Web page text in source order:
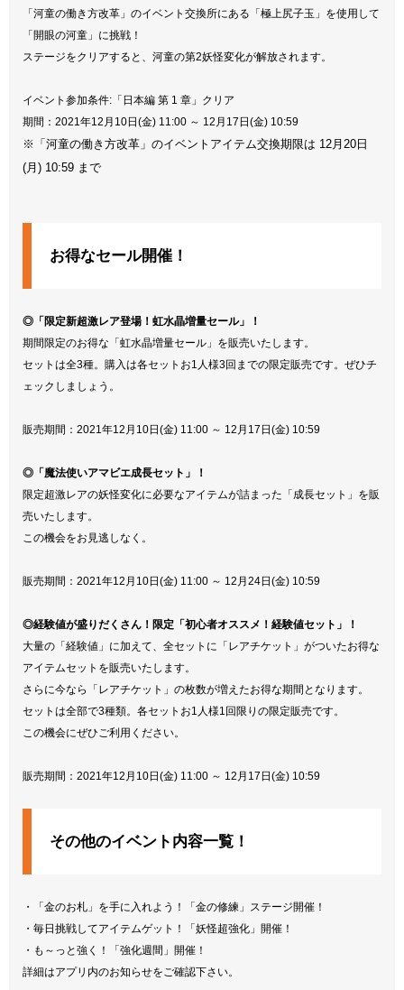
「河童の働き方改革」のイベント交換所にある「極上尻子玉」を使用して
「開眼の河童」に挑戦！
ステージをクリアすると、河童の第2妖怪変化が解放されます。
イベント参加条件:「日本編 第 1 章」クリア
期間：2021年12月10日(金) 11:00 ～ 12月17日(金) 10:59
※「河童の働き方改革」のイベントアイテム交換期限は 12月20日
(月) 10:59 まで
お得なセール開催！
◎「限定新超激レア登場！虹水晶増量セール」！
期間限定のお得な「虹水晶増量セール」を販売いたします。
セットは全3種。購入は各セットお1人様3回までの限定販売です。ぜひチ
ェックしましょう。
販売期間：2021年12月10日(金) 11:00 ～ 12月17日(金) 10:59
◎「魔法使いアマビエ成長セット」！
限定超激レアの妖怪変化に必要なアイテムが詰まった「成長セット」を販
売いたします。
この機会をお見逃しなく。
販売期間：2021年12月10日(金) 11:00 ～ 12月24日(金) 10:59
◎経験値が盛りだくさん！限定「初心者オススメ！経験値セット」！
大量の「経験値」に加えて、全セットに「レアチケット」がついたお得な
アイテムセットを販売いたします。
さらに今なら「レアチケット」の枚数が増えたお得な期間となります。
セットは全部で3種類。各セットお1人様1回限りの限定販売です。
この機会にぜひご利用ください。
販売期間：2021年12月10日(金) 11:00 ～ 12月17日(金) 10:59
その他のイベント内容一覧！
・「金のお札」を手に入れよう！「金の修練」ステージ開催！
・毎日挑戦してアイテムゲット！「妖怪超強化」開催！
・も～っと強く！「強化週間」開催！
詳細はアプリ内のお知らせをご確認下さい。